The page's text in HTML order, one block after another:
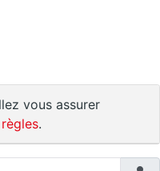
vous assurer
.